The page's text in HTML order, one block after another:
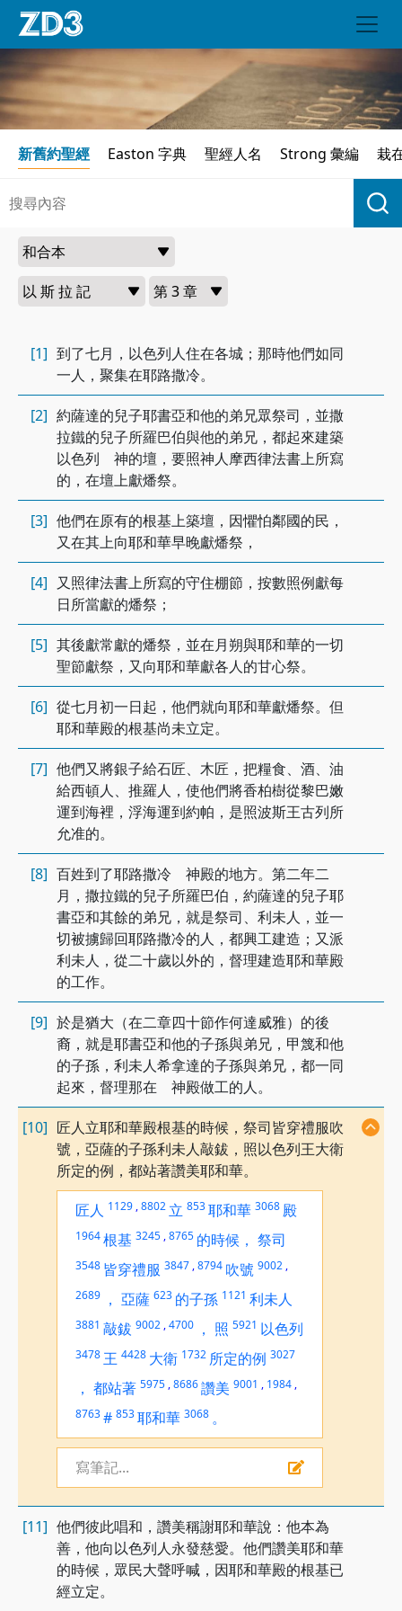
新舊約聖經 Easton 字典 聖經人名 Strong 彙編 栽
[1] 到了七月，以色列人住在各城；那時他們如同
一人，聚集在耶路撒冷。
[2] 約薩達的兒子耶書亞和他的弟兄眾祭司，並撒
拉鐵的兒子所羅巴伯與他的弟兄，都起來建築
以色列 神的壇，要照神人摩西律法書上所寫
的，在壇上獻燔祭。
[3] 他們在原有的根基上築壇，因懼怕鄰國的民，
又在其上向耶和華早晚獻燔祭，
[4] 又照律法書上所寫的守住棚節，按數照例獻每
日所當獻的燔祭；
[5] 其後獻常獻的燔祭，並在月朔與耶和華的一切
聖節獻祭，又向耶和華獻各人的甘心祭。
[6] 從七月初一日起，他們就向耶和華獻燔祭。但
耶和華殿的根基尚未立定。
[7] 他們又將銀子給石匠、木匠，把糧食、酒、油
給西頓人、推羅人，使他們將香柏樹從黎巴嫩
運到海裡，浮海運到約帕，是照波斯王古列所
允准的。
[8] 百姓到了耶路撒冷 神殿的地方。第二年二
月，撒拉鐵的兒子所羅巴伯，約薩達的兒子耶
書亞和其餘的弟兄，就是祭司、利未人，並一
切被擄歸回耶路撒冷的人，都興工建造；又派
利未人，從二十歲以外的，督理建造耶和華殿
的工作。
[9] 於是猶大（在二章四十節作何達威雅）的後
裔，就是耶書亞和他的子孫與弟兄，甲篾和他
的子孫，利未人希拿達的子孫與弟兄，都一同
起來，督理那在 神殿做工的人。
[10] 匠人立耶和華殿根基的時候，祭司皆穿禮服吹
號，亞薩的子孫利未人敲鈸，照以色列王大衛
所定的例，都站著讚美耶和華。
匠人 1129 ,8802 立 853耶和華 3068 殿
1964根基 3245 ,8765 的時候， 祭司
3548 皆穿禮服 3847 ,8794 吹號 9002 ,
2689 ， 亞薩 623 的子孫 1121 利未人
3881 敲鈸 9002 ,4700 ， 照 5921 以色列
3478王 4428 大衛 1732 所定的例 3027
， 都站著 5975 ,8686讚美 9001 , 1984 ,
8763# 853耶和華 3068 。
寫筆記...
[11] 他們彼此唱和，讚美稱謝耶和華說：他本為
善，他向以色列人永發慈愛。他們讚美耶和華
的時候，眾民大聲呼喊，因耶和華殿的根基已
經立定。